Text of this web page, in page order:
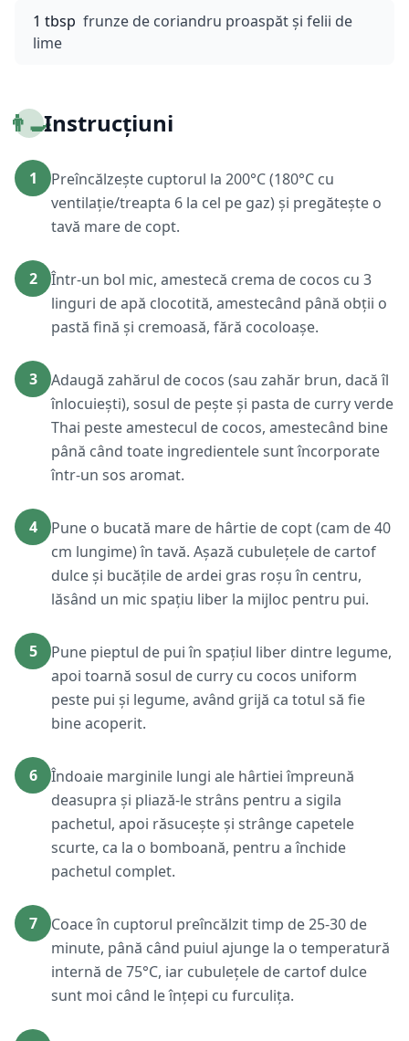
1 tbsp frunze de coriandru proaspăt și felii de
lime
👨‍🍳Instrucțiuni
1
Preîncălzește cuptorul la 200°C (180°C cu
ventilație/treapta 6 la cel pe gaz) și pregătește o
tavă mare de copt.
2
Într-un bol mic, amestecă crema de cocos cu 3
linguri de apă clocotită, amestecând până obții o
pastă fină și cremoasă, fără cocoloașe.
3
Adaugă zahărul de cocos (sau zahăr brun, dacă îl
înlocuiești), sosul de pește și pasta de curry verde
Thai peste amestecul de cocos, amestecând bine
până când toate ingredientele sunt încorporate
într-un sos aromat.
4
Pune o bucată mare de hârtie de copt (cam de 40
cm lungime) în tavă. Așază cubulețele de cartof
dulce și bucățile de ardei gras roșu în centru,
lăsând un mic spațiu liber la mijloc pentru pui.
5
Pune pieptul de pui în spațiul liber dintre legume,
apoi toarnă sosul de curry cu cocos uniform
peste pui și legume, având grijă ca totul să fie
bine acoperit.
6
Îndoaie marginile lungi ale hârtiei împreună
deasupra și pliază-le strâns pentru a sigila
pachetul, apoi răsucește și strânge capetele
scurte, ca la o bomboană, pentru a închide
pachetul complet.
7
Coace în cuptorul preîncălzit timp de 25-30 de
minute, până când puiul ajunge la o temperatură
internă de 75°C, iar cubulețele de cartof dulce
sunt moi când le înțepi cu furculița.